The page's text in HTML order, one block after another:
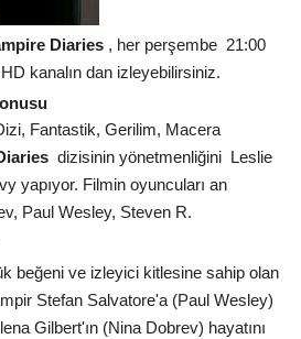
Diaries , her perşembe 21:00
kanalın dan izleyebilirsiniz.
Fantastik, Gerilim, Macera
dizisinin yönetmenliğini Leslie
yapıyor. Filmin oyuncuları an
Paul Wesley, Steven R.
beğeni ve izleyici kitlesine sahip olan
Stefan Salvatore'a (Paul Wesley)
Gilbert'ın (Nina Dobrev) hayatını